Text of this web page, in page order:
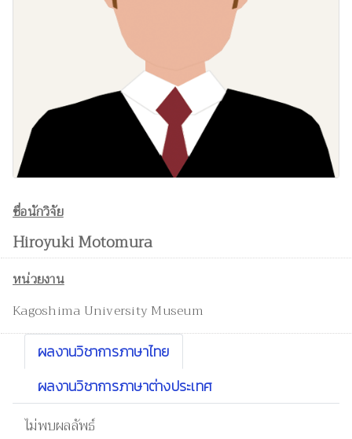
ชื่อนักวิจัย
Hiroyuki Motomura
หน่วยงาน
Kagoshima University Museum
ผลงานวิชาการภาษาไทย
ผลงานวิชาการภาษาต่างประเทศ
ไม่พบผลลัพธ์